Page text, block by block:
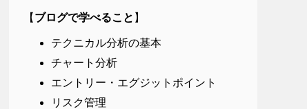
【 ブログで学べること 】
テクニカル分析の基本
チャート分析
エントリー・エグジットポイント
リスク管理